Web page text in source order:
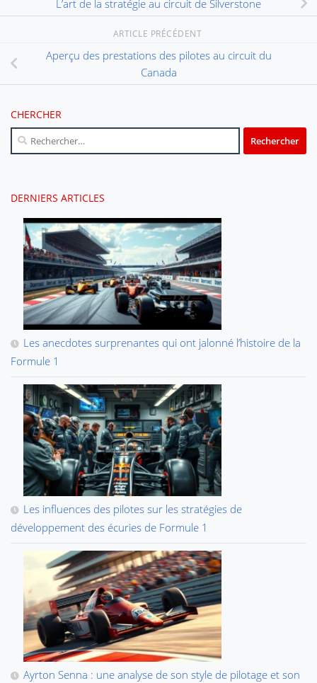
L’art de la stratégie au circuit de Silverstone
ARTICLE PRÉCÉDENT
Aperçu des prestations des pilotes au circuit du
Canada
CHERCHER
Rechercher :
DERNIERS ARTICLES
Les anecdotes surprenantes qui ont jalonné l’histoire de la
Formule 1
Les influences des pilotes sur les stratégies de
développement des écuries de Formule 1
Ayrton Senna : une analyse de son style de pilotage et son